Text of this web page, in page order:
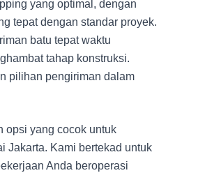
yang optimal, dengan
tepat dengan standar proyek.
batu tepat waktu
tahap konstruksi.
pilihan pengiriman dalam
opsi yang cocok untuk
Jakarta. Kami bertekad untuk
Anda beroperasi